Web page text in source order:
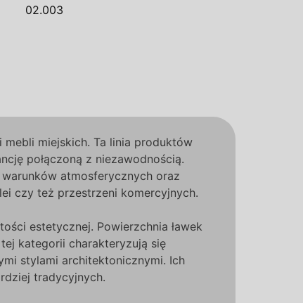
02.003
miejskich. Ta linia produktów
połączoną z niezawodnością.
atmosferycznych oraz
czy też przestrzeni komercyjnych.
estetycznej. Powierzchnia ławek
kategorii charakteryzują się
stylami architektonicznymi. Ich
tradycyjnych.